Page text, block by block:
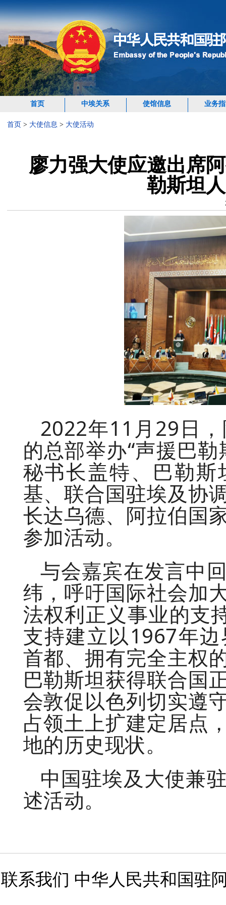
首页 中埃关系 使馆信息 业务
首页 > 大使信息 > 大使活动
廖力强大使应邀出席
勒斯坦
2022年11月29日
的总部举办“声援巴
秘书长盖特、巴勒
基、联合国驻埃及协
长达乌德、阿拉伯国
参加活动。
与会嘉宾在发言中
纬，呼吁国际社会加
法权利正义事业的支
支持建立以1967年
首都、拥有完全主权
巴勒斯坦获得联合国
会敦促以色列切实遵
占领土上扩建定居点
地的历史现状。
中国驻埃及大使兼
述活动。
联系我们 中华人民共和国驻